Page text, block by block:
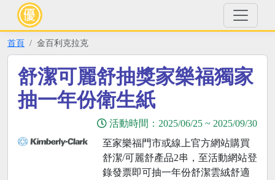
首頁 金百利克拉克
舒潔可麗舒抽獎家樂福獨家
抽一年份衛生紙
活動時間： 2025/06/25 ~ 2025/09/30
至家樂福門市或線上官方網站購買
舒潔/可麗舒產品2串，至活動網站登
錄發票即可抽一年份舒潔雲絨舒適